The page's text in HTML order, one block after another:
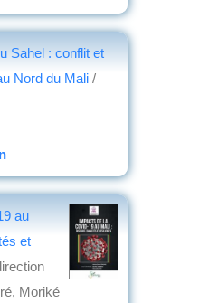
Sahel : conflit et
Nord du Mali /
au
et
Moriké